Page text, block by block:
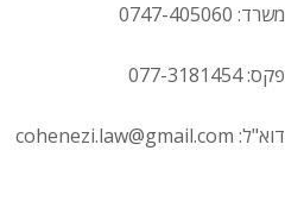
משרד: 0747-405060
פקס: 077-3181454
דוא"ל: cohenezi.law@gmail.com